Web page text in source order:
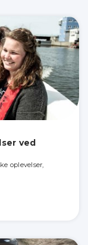
ved
oplevelser,